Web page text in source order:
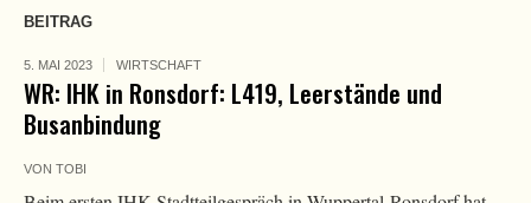
BEITRAG
5. MAI 2023 WIRTSCHAFT
WR: IHK in Ronsdorf: L419, Leerstände und
Busanbindung​
VON TOBI